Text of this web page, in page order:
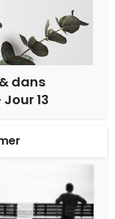
dans
13